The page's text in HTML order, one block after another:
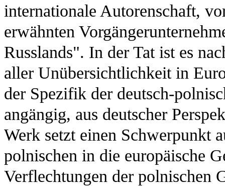
internationale Autorenschaft,
erwähnten
Russlands". In der Tat ist es
aller Unübersichtlichkeit in
der Spezifik der deutsch-
angängig, aus deutscher
Werk setzt einen Schwerpunkt
polnischen in die europäische
Verflechtungen der polnischen